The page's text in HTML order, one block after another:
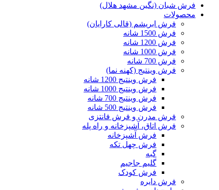
فرش شبان (نگین مشهد هلال)
محصولات
فرش ابریشم (قالی کارایان)
فرش 1500 شانه
فرش 1200 شانه
فرش 1000 شانه
فرش 700 شانه
فرش وینتیج (کهنه نما)
فرش وینتیج 1200 شانه
فرش وینتیج 1000 شانه
فرش وینتیج 700 شانه
فرش وینتیج 500 شانه
فرش مدرن و فرش فانتزی
فرش اتاق، آشپزخانه و راه پله
فرش آشپزخانه
فرش چهل تکه
گبه
گلیم جاجیم
فرش کودک
فرش دایره